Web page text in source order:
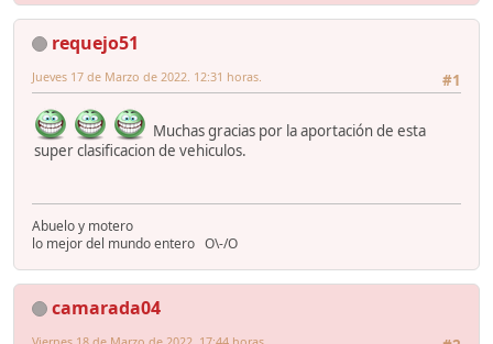
requejo51
#1
Jueves 17 de Marzo de 2022. 12:31 horas.
Muchas gracias por la aportación de esta
super clasificacion de vehiculos.
Abuelo y motero
lo mejor del mundo entero O\-/O
camarada04